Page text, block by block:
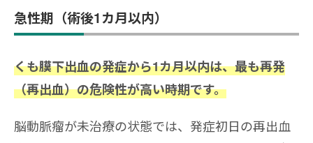
急性期（術後1カ月以内）
くも膜下出血の発症から1カ月以内は、最も再発
（再出血）の危険性が高い時期です。
脳動脈瘤が未治療の状態では、発症初日の再出血